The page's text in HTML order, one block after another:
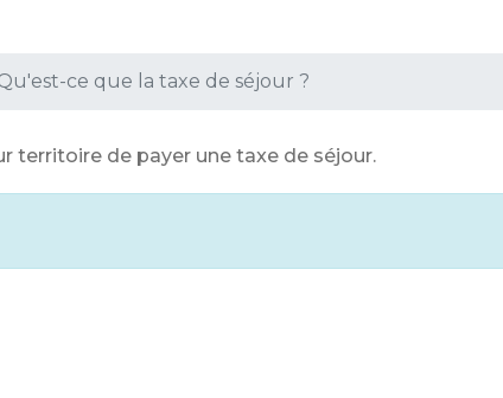
ce que la taxe de séjour ?
territoire de payer une taxe de séjour.